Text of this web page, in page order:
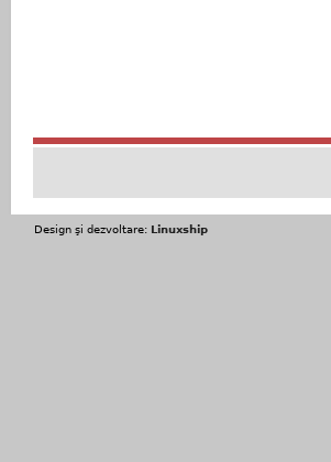
Design şi dezvoltare: Linuxship